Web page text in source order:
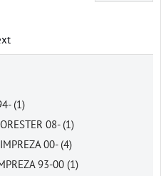
(1)
08- (1)
IMPREZA 00- (4)
93-00 (1)